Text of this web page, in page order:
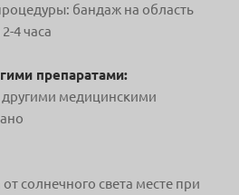
бандаж на область
4 часа
препаратами:
другими медицинскими
солнечного света месте при